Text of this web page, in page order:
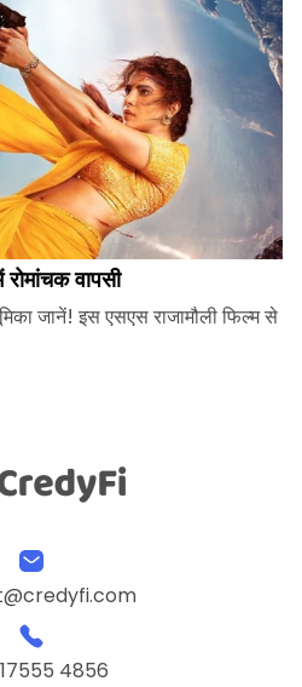
रोमांचक वापसी
जानें! इस एसएस राजामौली फिल्म से
4856